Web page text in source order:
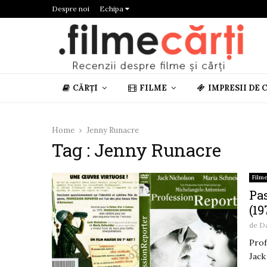
Despre noi Echipa
CĂRȚI FILME IMPRESII DE
Home Jenny Runacre
Tag : Jenny Runacre
de